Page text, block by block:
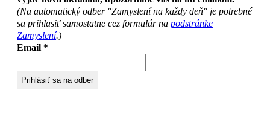
(Na automatický odber "Zamyslení na každy deň" je potrebné
sa prihlasiť samostatne cez formulár na podstránke
Zamyslení.)
Email *